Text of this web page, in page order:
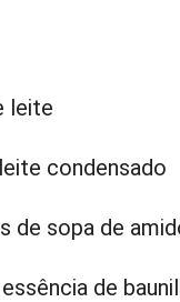
leite
condensado
de sopa de
de